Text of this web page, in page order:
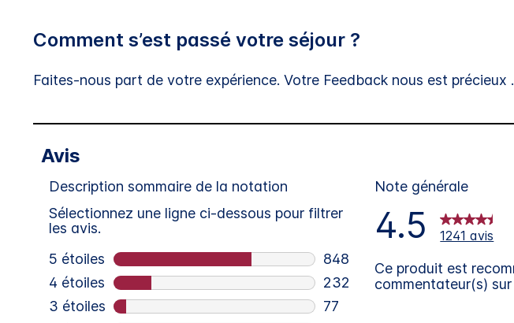
Comment s’est passé votre séjour ?
Faites-nous part de votre expérience. Votre Feedback nous est précieux .